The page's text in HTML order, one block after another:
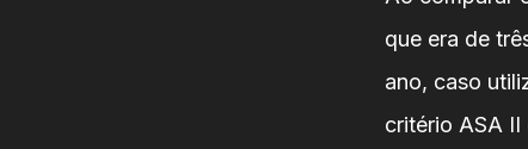
que era de
ano, caso
critério ASA II